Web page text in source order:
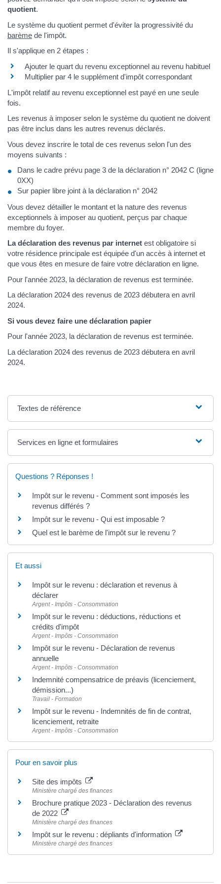
quotient.
Le système du quotient permet d'éviter la progressivité du
barème de l'impôt.
Il s'applique en 2 étapes :
Ajouter le quart du revenu exceptionnel au revenu habituel
Multiplier par 4 le supplément d'impôt correspondant
L'impôt relatif au revenu exceptionnel est payé en une seule
fois.
Les revenus à imposer selon le système du quotient ne doivent
pas être inclus dans les autres revenus déclarés.
Vous devez inscrire le total de ces revenus selon l'un des
moyens suivants :
Dans le cadre prévu page 3 de la déclaration n° 2042 C (ligne
0XX)
Sur papier libre joint à la déclaration n° 2042
Vous devez détailler le montant et la nature des revenus
exceptionnels à imposer au quotient, perçus par chaque
membre du foyer.
La déclaration des revenus par internet est obligatoire si
votre résidence principale est équipée d'un accès à internet et
que vous êtes en mesure de faire votre déclaration en ligne.
Pour l'année 2023, la déclaration de revenus est terminée.
La déclaration 2024 des revenus de 2023 débutera en avril
2024.
Si vous devez faire une déclaration papier
Pour l'année 2023, la déclaration de revenus est terminée.
La déclaration 2024 des revenus de 2023 débutera en avril
2024.
Textes de référence
Services en ligne et formulaires
Questions ? Réponses !
Impôt sur le revenu - Comment sont imposés les
revenus différés ?
Impôt sur le revenu - Qui est imposable ?
Quel est le barème de l'impôt sur le revenu ?
Et aussi
Impôt sur le revenu : déclaration et revenus à
déclarer
Argent - Impôts - Consommation
Impôt sur le revenu : déductions, réductions et
crédits d'impôt
Argent - Impôts - Consommation
Impôt sur le revenu - Déclaration de revenus
annuelle
Argent - Impôts - Consommation
Indemnité compensatrice de préavis (licenciement,
démission...)
Travail - Formation
Impôt sur le revenu - Indemnités de fin de contrat,
licenciement, retraite
Argent - Impôts - Consommation
Pour en savoir plus
Site des impôts
Ministère chargé des finances
Brochure pratique 2023 - Déclaration des revenus
de 2022
Ministère chargé des finances
Impôt sur le revenu : dépliants d'information
Ministère chargé des finances